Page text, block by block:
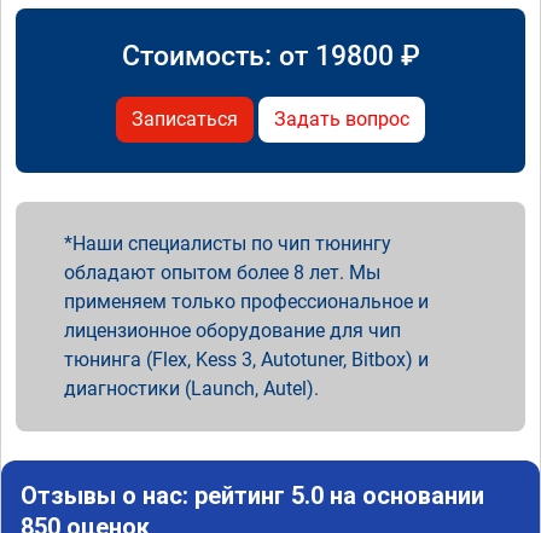
Стоимость: от 19800 ₽
Записаться Задать вопрос
Наши специалисты по чип тюнингу
обладают опытом более 8 лет. Мы
применяем только профессиональное и
лицензионное оборудование для чип
тюнинга (Flex, Kess 3, Autotuner, Bitbox) и
диагностики (Launch, Autel).
Отзывы о нас: рейтинг 5.0 на основании
850 оценок